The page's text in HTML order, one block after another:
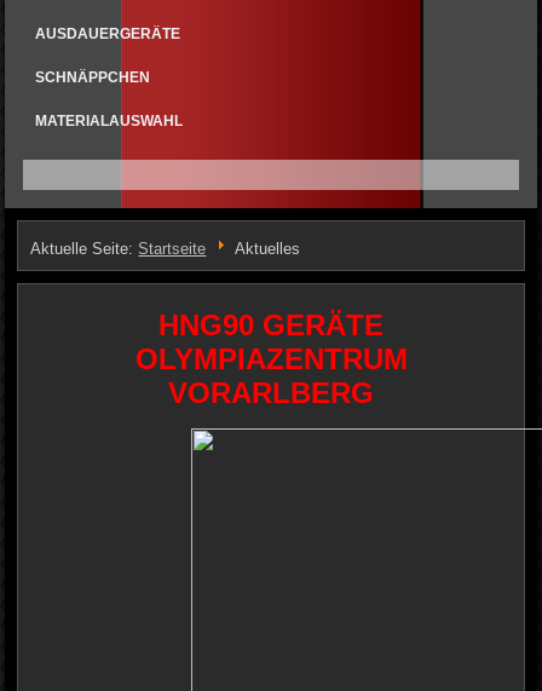
AUSDAUERGERÄTE
SCHNÄPPCHEN
MATERIALAUSWAHL
Aktuelle Seite:Startseite Aktuelles
HNG90 GERÄTE
OLYMPIAZENTRUM
VORARLBERG